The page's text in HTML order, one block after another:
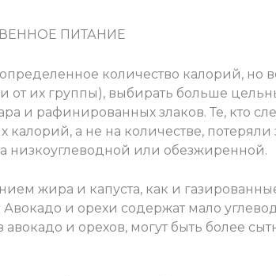
ПИТАНИЕ
количество калорий, но
от их группы), выбирать больше
и рафинированных злаков. Те, кто
а не на количестве,
низкоуглеводной или обезжиренной.
жира и капуста, как и
Авокадо и орехи содержат мало
и орехов, могут быть более